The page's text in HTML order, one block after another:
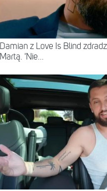
Damian z Love Is Blind
Martą. 'Nie...